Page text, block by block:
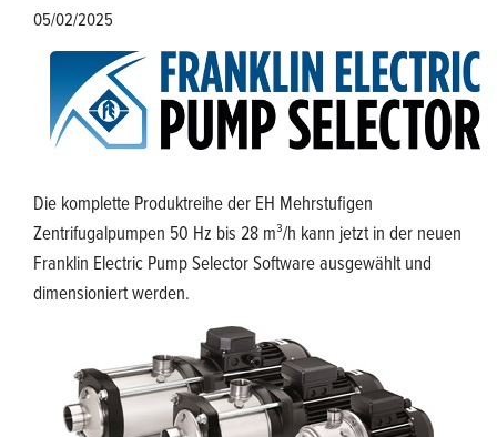
05/02/2025
Die komplette Produktreihe der EH Mehrstufigen
Zentrifugalpumpen 50 Hz bis 28 m³/h kann jetzt in der neuen
Franklin Electric Pump Selector Software ausgewählt und
dimensioniert werden.